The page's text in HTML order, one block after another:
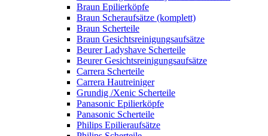
Braun Epilierköpfe
Braun Scheraufsätze (komplett)
Braun Scherteile
Braun Gesichtsreinigungsaufsätze
Beurer Ladyshave Scherteile
Beurer Gesichtsreinigungsaufsätze
Carrera Scherteile
Carrera Hautreiniger
Grundig /Xenic Scherteile
Panasonic Epilierköpfe
Panasonic Scherteile
Philips Epilieraufsätze